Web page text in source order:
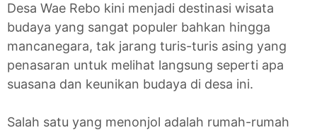
Desa Wae Rebo kini menjadi destinasi wisata
budaya yang sangat populer bahkan hingga
mancanegara, tak jarang turis-turis asing yang
penasaran untuk melihat langsung seperti apa
suasana dan keunikan budaya di desa ini.
Salah satu yang menonjol adalah rumah-rumah